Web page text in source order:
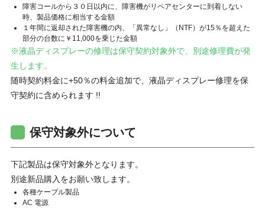
障害コールから３０日以内に、障害機がリペアセンターに到着しない
時、製品価格に相当する金額
１年間に返却された障害機の内、「異常なし」（NTF）が15％を超えた
部分の台数に￥11,000を乗じた金額
※液晶ディスプレーの修理は保守契約対象外で、別途修理費が発
生します。
随時契約料金に+50％の料金追加で、液晶ディスプレー修理を保
守契約に含められます !!
保守対象外について
下記製品は保守対象外となります。
別途新品購入をお願い致します。
各種ケーブル製品
AC 電源